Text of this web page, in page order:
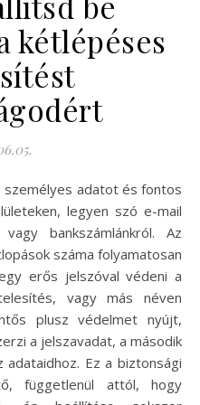
kétlépéses
legyen szó e-mail
bankszámlánkról. Az
száma folyamatosan
erős jelszóval védeni a
vagy más néven
plusz védelmet nyújt,
a jelszavadat, a második
Ez a biztonsági
függetlenül attól, hogy